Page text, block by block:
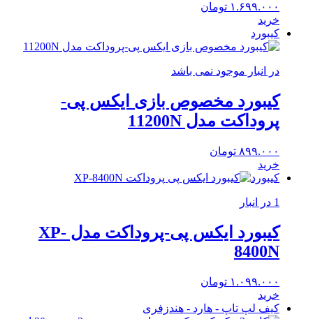
۱.۶۹۹.۰۰۰ تومان
خرید
کیبورد
در انبار موجود نمی باشد
کیبورد مخصوص بازی ایکس پی-
پروداکت مدل 11200N
۸۹۹.۰۰۰ تومان
خرید
کیبورد
1 در انبار
کیبورد ایکس پی-پروداکت مدل XP-
8400N
۱.۰۹۹.۰۰۰ تومان
خرید
کیف لپ تاپ - هارد - هندزفری